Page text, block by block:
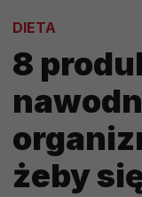
DIETA
8
żeby